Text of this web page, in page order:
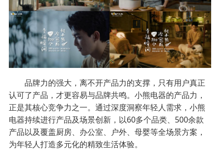
品牌力的强大，离不开产品力的支撑，只有用户真正
认可了产品，才更容易与品牌共鸣。小熊电器的产品力，
正是其核心竞争力之一。通过深度洞察年轻人需求，小熊
电器持续进行产品及场景创新，以60多个品类、500余款
产品以及覆盖厨房、办公室、户外、母婴等全场景方案，
为年轻人打造多元化的精致生活体验。